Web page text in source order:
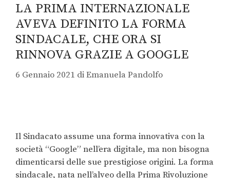
LA PRIMA INTERNAZIONALE
AVEVA DEFINITO LA FORMA
SINDACALE, CHE ORA SI
RINNOVA GRAZIE A GOOGLE
6 Gennaio 2021 diEmanuela Pandolfo
Il Sindacato assume una forma innovativa con la
società “Google” nell’era digitale, ma non bisogna
dimenticarsi delle sue prestigiose origini. La forma
sindacale, nata nell’alveo della Prima Rivoluzione